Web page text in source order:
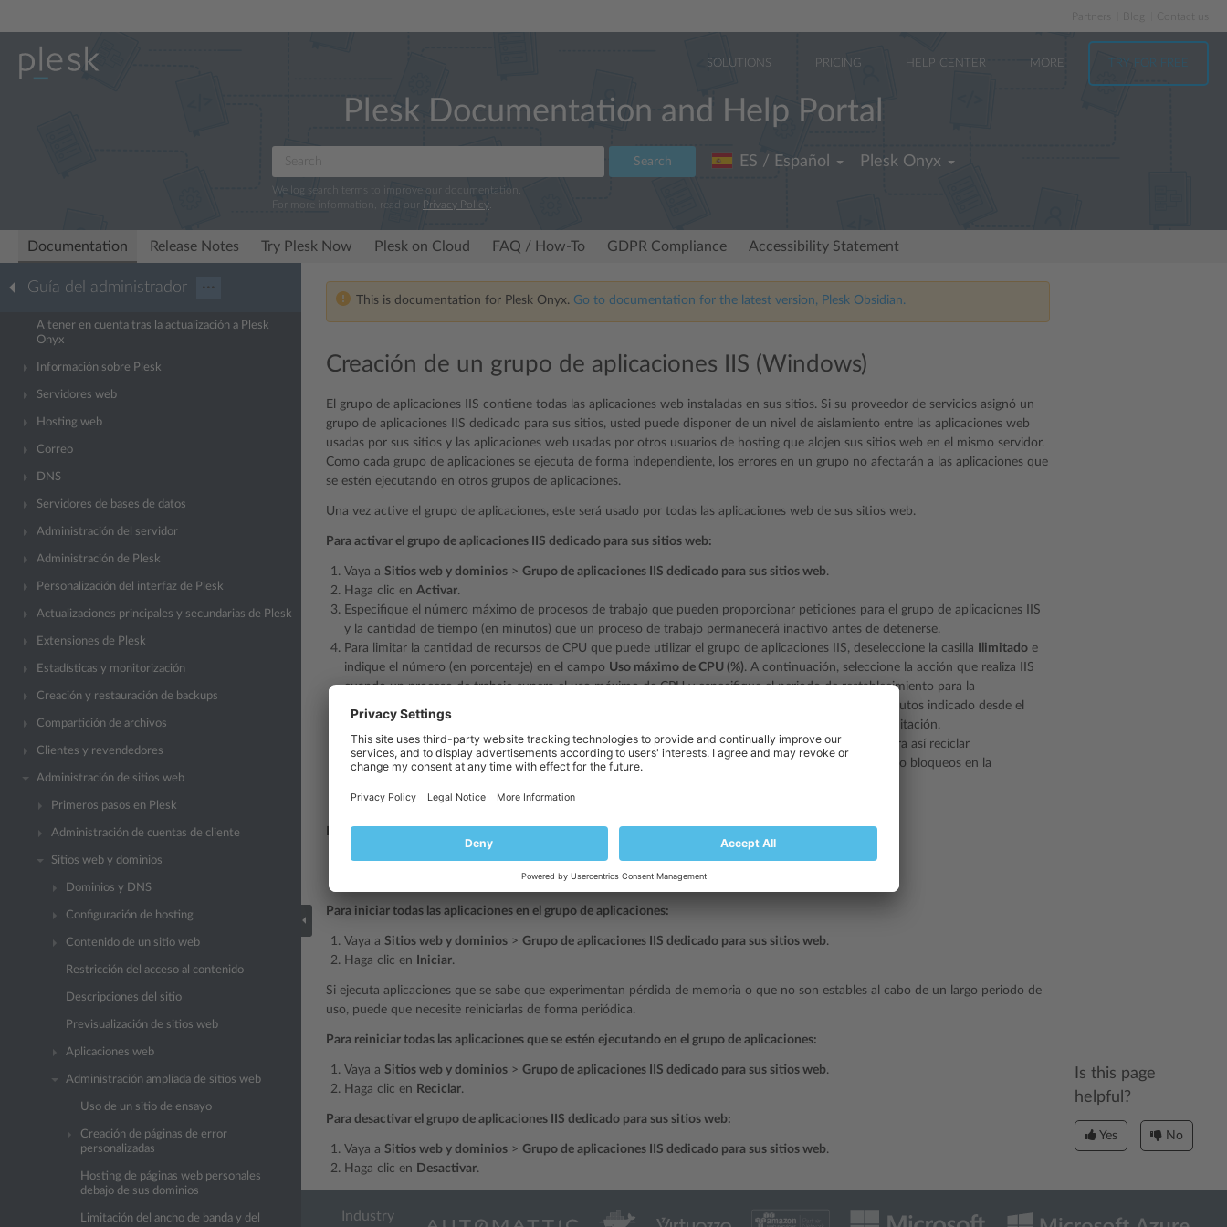
Partners
SOLUTIONS PRICING HELP CENTER MORE TRY FOR FREE
Plesk Documentation and Help Portal
Search
We log search terms to improve our documentation.
For more information, read our Privacy Policy
ES / Español Plesk Onyx
Documentation Release Notes Try Plesk Now Plesk on Cloud FAQ / How-To GDPR Compliance Accessibility Statement
Guía del administrador ···
A tener en cuenta tras la actualización a Plesk
Onyx
Información sobre Plesk
Servidores web
Hosting web
Correo
DNS
Servidores de bases de datos
Administración del servidor
Administración de Plesk
Personalización del interfaz de Plesk
Actualizaciones principales y secundarias de Plesk
Extensiones de Plesk
Estadísticas y monitorización
Creación y restauración de backups
Compartición de archivos
Clientes y revendedores
Administración de sitios web
Primeros pasos en Plesk
Administración de cuentas de cliente
Sitios web y dominios
Dominios y DNS
Configuración de hosting
Contenido de un sitio web
Restricción del acceso al contenido
Descripciones del sitio
Previsualización de sitios web
Aplicaciones web
Administración ampliada de sitios web
Uso de un sitio de ensayo
Creación de páginas de error
personalizadas
Hosting de páginas web personales
debajo de sus dominios
Limitación del ancho de banda y del
This is documentation for Plesk Onyx. Go to documentation for the latest version, Plesk Obsidian.
Creación de un grupo de aplicaciones IIS (Windows)
El grupo de aplicaciones IIS contiene todas las aplicaciones web instaladas en sus sitios. Si su proveedor de servicios asignó un
grupo de aplicaciones IIS dedicado para sus sitios, usted puede disponer de un nivel de aislamiento entre las aplicaciones web
usadas por sus sitios y las aplicaciones web usadas por otros usuarios de hosting que alojen sus sitios web en el mismo servidor.
Como cada grupo de aplicaciones se ejecuta de forma independiente, los errores en un grupo no afectarán a las aplicaciones que
se estén ejecutando en otros grupos de aplicaciones.
Una vez active el grupo de aplicaciones, este será usado por todas las aplicaciones web de sus sitios web.
Para activar el grupo de aplicaciones IIS dedicado para sus sitios web:
Vaya a Sitios web y dominios > Grupo de aplicaciones IIS dedicado para sus sitios web.
Haga clic en Activar.
Especifique el número máximo de procesos de trabajo que pueden proporcionar peticiones para el grupo de aplicaciones IIS
y la cantidad de tiempo (en minutos) que un proceso de trabajo permanecerá inactivo antes de detenerse.
Para limitar la cantidad de recursos de CPU que puede utilizar el grupo de aplicaciones IIS, deseleccione la casilla
Ilimitado e
indique el número (en porcentaje) en el campo Uso máximo de CPU (%). A continuación, seleccione la acción que realiza IIS
cuando un proceso de trabajo supera el uso máximo de CPU y especifique el periodo de restablecimiento para la
monitorización del uso de la CPU en un grupo de aplicaciones. Cuando se supera el número de minutos indicado desde el
último restablecimiento, IIS restablece los contadores de CPU para el registro y los intervalos de limitación.
Seleccione las opciones de reciclaje deseadas en función del tiempo o del consumo de recursos para así reciclar
periódicamente el grupo de aplicaciones IIS y así evitar inestabilidades que pueden ocasionar fallos o bloqueos en la
Haga clic en ACEPTAR.
Para detener todas las aplicaciones que se estén ejecutando en el grupo de aplicaciones:
Vaya aSitios web y dominios>Grupo de aplicaciones IIS dedicado para sus sitios web.
Para iniciar todas las aplicaciones en el grupo de aplicaciones:
Vaya a Sitios web y dominios > Grupo de aplicaciones IIS dedicado para sus sitios web.
Haga clic en
Iniciar.
Si ejecuta aplicaciones que se sabe que experimentan pérdida de memoria o que no son estables al cabo de un largo periodo de
uso, puede que necesite reiniciarlas de forma periódica.
Para reiniciar todas las aplicaciones que se estén ejecutando en el grupo de aplicaciones:
Vaya a Sitios web y dominios > Grupo de aplicaciones IIS dedicado para sus sitios web.
Haga clic en Reciclar.
Para desactivar el grupo de aplicaciones IIS dedicado para sus sitios web:
Vaya a Sitios web y dominios > Grupo de aplicaciones IIS dedicado para sus sitios web.
Haga clic en Desactivar.
Is this page
helpful?
Yes No
Industry